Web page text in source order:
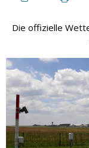
Die offizielle